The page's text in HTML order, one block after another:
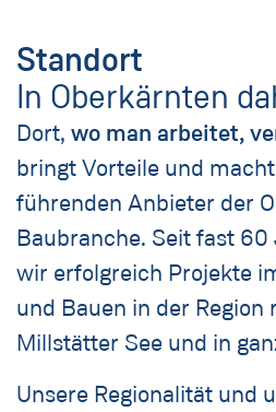
Standort
In Oberkärnten
Dort, wo man arbeitet,
bringt Vorteile und
führenden Anbieter der
Baubranche. Seit fast
wir erfolgreich Projekte
und Bauen in der Region
Millstätter See und in
Unsere Regionalität und